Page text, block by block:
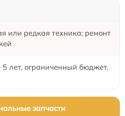
или редкая техника; ремонт
лет, ограниченный бюджет,
запчасти